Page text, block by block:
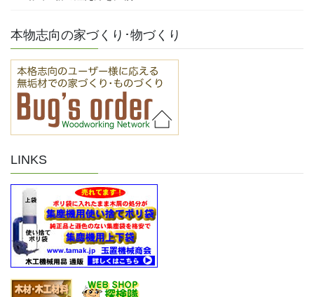
本物志向の家づくり･物づくり
LINKS